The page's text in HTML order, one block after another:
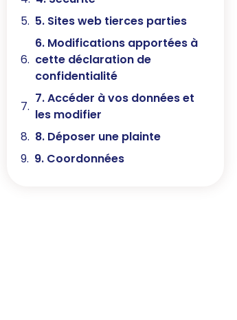
5. Sites web tierces parties
6. Modifications apportées à
cette déclaration de
confidentialité
7. Accéder à vos données et
les modifier
8. Déposer une plainte
9. Coordonnées